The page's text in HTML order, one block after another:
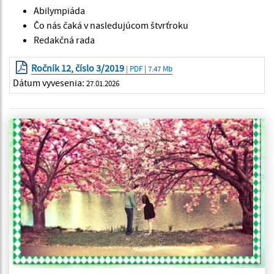
Abilympiáda
Čo nás čaká v nasledujúcom štvrťroku
Redakčná rada
Ročník 12, číslo 3/2019 | PDF | 7.47 Mb
Dátum vyvesenia: 27.01.2026